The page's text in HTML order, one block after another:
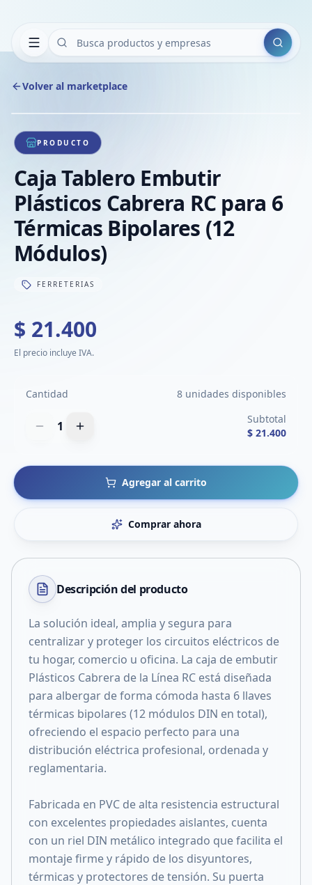
Buscar
Volver al marketplace
1/1
PRODUCTO
Caja Tablero Embutir
Plásticos Cabrera RC para 6
Térmicas Bipolares (12
Módulos)
FERRETERIAS
$ 21.400
El precio incluye IVA.
Cantidad 8 unidades disponibles
1
Subtotal
$ 21.400
Agregar al carrito
Comprar ahora
Descripción del producto
La solución ideal, amplia y segura para
centralizar y proteger los circuitos eléctricos de
tu hogar, comercio u oficina. La caja de embutir
Plásticos Cabrera de la Línea RC está diseñada
para albergar de forma cómoda hasta 6 llaves
térmicas bipolares (12 módulos DIN en total),
ofreciendo el espacio perfecto para una
distribución eléctrica profesional, ordenada y
reglamentaria.
Fabricada en PVC de alta resistencia estructural
con excelentes propiedades aislantes, cuenta
con un riel DIN metálico integrado que facilita el
montaje firme y rápido de los disyuntores,
térmicas y protectores de tensión. Su puerta